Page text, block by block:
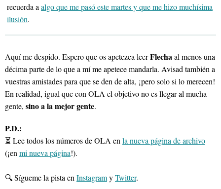
recuerda a algo que me pasó este martes y que me hizo muchísima
ilusión.
Aquí me despido. Espero que os apetezca leerFlechaal menos una
décima parte de lo que a mí me apetece mandarla. Avisad también a
vuestras amistades para que se den de alta, ¡pero solo si lo merecen!
En realidad, igual que con OLA el objetivo no es llegar al mucha
gente, sino a la mejor gente.
P.D.:
⏳ Lee todos los números de OLA en la nueva página de archivo
(¡en mi nueva página!).
🔍 Sígueme la pista en InstagramyTwitter.